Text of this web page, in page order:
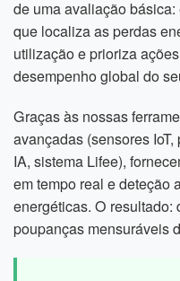
de uma avaliação
que localiza as perdas
utilização e prioriza
desempenho global do
Graças às nossas
avançadas (sensores
IA, sistema Lifee),
em tempo real e deteção
energéticas. O resultado:
poupanças mensuráveis